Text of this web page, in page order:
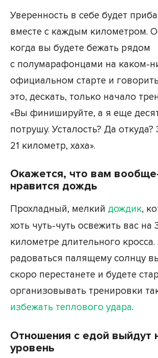
Уверенность в себе будет
вместе с каждым километром.
когда вы будете бежать рядом
с полумарафонцами на каком-
официальном старте и
это, дескать, только начало
«Вы финишируйте, а я еще
потрушу. Усталость? Да
21 километр, хаха».
Окажется, что вам
нравится дождь
Прохладный, мелкий дождик,
хоть чуть-чуть освежить вас на
километре длительного
радоваться палящему солнцу
скоро перестанете и будете
организовывать тренировки
избежать теплового удара.
Отношения с едой выйдут
уровень